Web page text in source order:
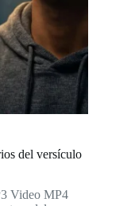
del versículo
Video MP4